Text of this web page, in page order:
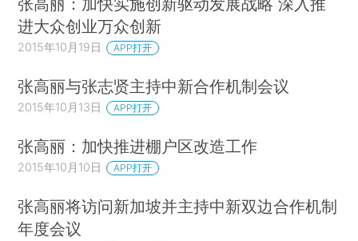
进大众创业万众创新
2015年10月19日 APP打开
张高丽与张志贤主持中新合作机制会议
2015年10月13日 APP打开
张高丽：加快推进棚户区改造工作
2015年10月10日 APP打开
张高丽将访问新加坡并主持中新双边合作机制
年度会议